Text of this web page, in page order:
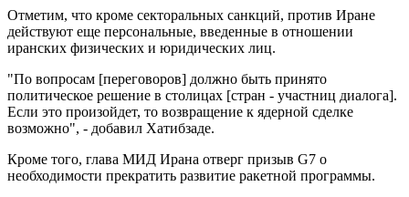
Отметим, что кроме секторальных санкций, против Иране
действуют еще персональные, введенные в отношении
иранских физических и юридических лиц.
"По вопросам [переговоров] должно быть принято
политическое решение в столицах [стран - участниц диалога].
Если это произойдет, то возвращение к ядерной сделке
возможно", - добавил Хатибзаде.
Кроме того, глава МИД Ирана отверг призыв G7 о
необходимости прекратить развитие ракетной программы.